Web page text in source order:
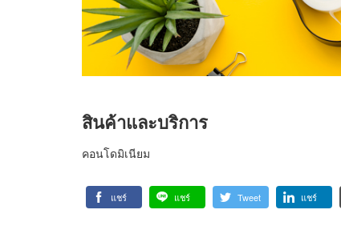
สินค้าและบริการ
คอนโดมิเนียม
แชร์ แชร์ Tweet แชร์